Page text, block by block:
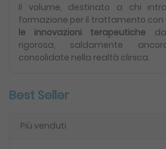
Best Seller
Più venduti
Il volume, destinato a chi
formazione per il trattamento con
le innovazioni terapeutiche
rigorosa, saldamente
consolidate nella realtà clinica.